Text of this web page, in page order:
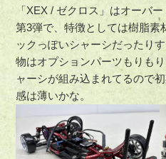
「XEX / ゼクロス」はオーバ
第3弾で、特徴としては樹脂素
ックっぽいシャーシだったり
物はオプションパーツもりも
ャーシが組み込まれてるので
感は薄いかな。